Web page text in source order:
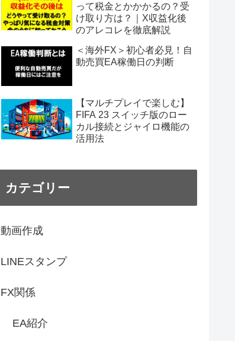
って税金とかかかるの？受
け取り方は？｜X収益化後
のアレコレを徹底解説
＜海外FX＞初心者必見！自
動売買EA稼働日の判断
【マルチプレイで楽しむ】
FIFA 23 スイッチ版のロー
カル接続とジャイロ機能の
活用法
カテゴリー
動画作成
LINEスタンプ
FX関係
EA紹介